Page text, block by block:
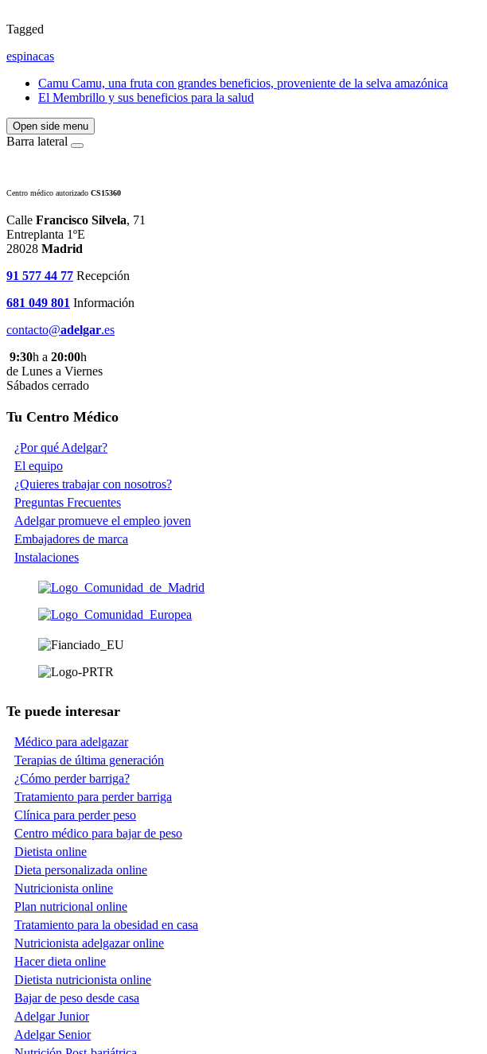
Tagged
espinacas
Camu Camu, una fruta con grandes beneficios, proveniente de la selva amazónica
El Membrillo y sus beneficios para la salud
Open side menu
Barra lateral
Centro médico autorizado CS15360
Calle Francisco Silvela, 71
Entreplanta 1ºE
28028 Madrid
91 577 44 77 Recepción
681 049 801 Información
contacto@adelgar.es
9:30h a 20:00h
de Lunes a Viernes
Sábados cerrado
Tu Centro Médico
¿Por qué Adelgar?
El equipo
¿Quieres trabajar con nosotros?
Preguntas Frecuentes
Adelgar promueve el empleo joven
Embajadores de marca
Instalaciones
Te puede interesar
Médico para adelgazar
Terapias de última generación
¿Cómo perder barriga?
Tratamiento para perder barriga
Clínica para perder peso
Centro médico para bajar de peso
Dietista online
Dieta personalizada online
Nutricionista online
Plan nutricional online
Tratamiento para la obesidad en casa
Nutricionista adelgazar online
Hacer dieta online
Dietista nutricionista online
Bajar de peso desde casa
Adelgar Junior
Adelgar Senior